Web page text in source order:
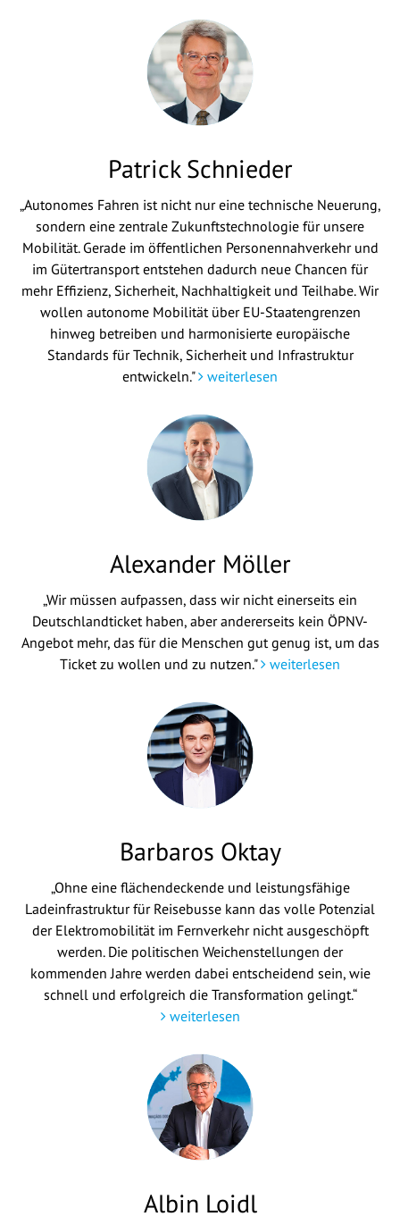
Patrick Schnieder
„Autonomes Fahren ist nicht nur eine technische Neuerung,
sondern eine zentrale Zukunftstechnologie für unsere
Mobilität. Gerade im öffentlichen Personennahverkehr und
im Gütertransport entstehen dadurch neue Chancen für
mehr Effizienz, Sicherheit, Nachhaltigkeit und Teilhabe. Wir
wollen autonome Mobilität über EU-Staatengrenzen
hinweg betreiben und harmonisierte europäische
Standards für Technik, Sicherheit und Infrastruktur
entwickeln."
weiterlesen
Alexander Möller
„Wir müssen aufpassen, dass wir nicht einerseits ein
Deutschlandticket haben, aber andererseits kein ÖPNV-
Angebot mehr, das für die Menschen gut genug ist, um das
Ticket zu wollen und zu nutzen."
weiterlesen
Barbaros Oktay
„Ohne eine flächendeckende und leistungsfähige
Ladeinfrastruktur für Reisebusse kann das volle Potenzial
der Elektromobilität im Fernverkehr nicht ausgeschöpft
werden. Die politischen Weichenstellungen der
kommenden Jahre werden dabei entscheidend sein, wie
schnell und erfolgreich die Transformation gelingt.“
weiterlesen
Albin Loidl